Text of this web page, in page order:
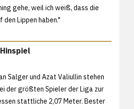
gehe, weil ich weiß, dass die
den Lippen haben."
Salger und Azat Valiullin stehen
der größten Spieler der Liga zur
stattliche 2,07 Meter. Bester